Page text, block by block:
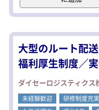
方でも業
＜1日の
1）17：
発
↓
2）18：
↓
3）18：
み、営業
大型のルート配
福利厚生制度／
ダイセーロジスティクス
未経験歓迎 研修制度充実